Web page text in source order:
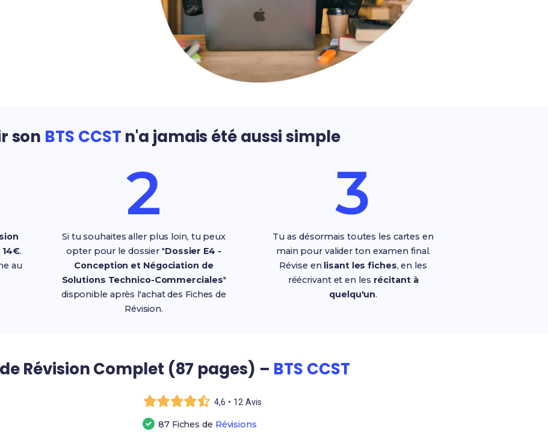
son BTS CCST n'a jamais été aussi simple
14€.
au
2
Si tu souhaites aller plus loin, tu peux
opter pour le dossier "Dossier E4 -
Conception et Négociation de
Solutions Technico-Commerciales"
disponible après l'achat des Fiches de
Révision.
3
Tu as désormais toutes les cartes en
main pour valider ton examen final.
Révise en lisant les fiches, en les
réécrivant et en les récitant à
quelqu'un.
Révision Complet (87 pages) – BTS CCST
4,6 • 12 Avis
87 Fiches de Révisions